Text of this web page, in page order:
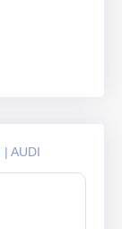
| AUDI